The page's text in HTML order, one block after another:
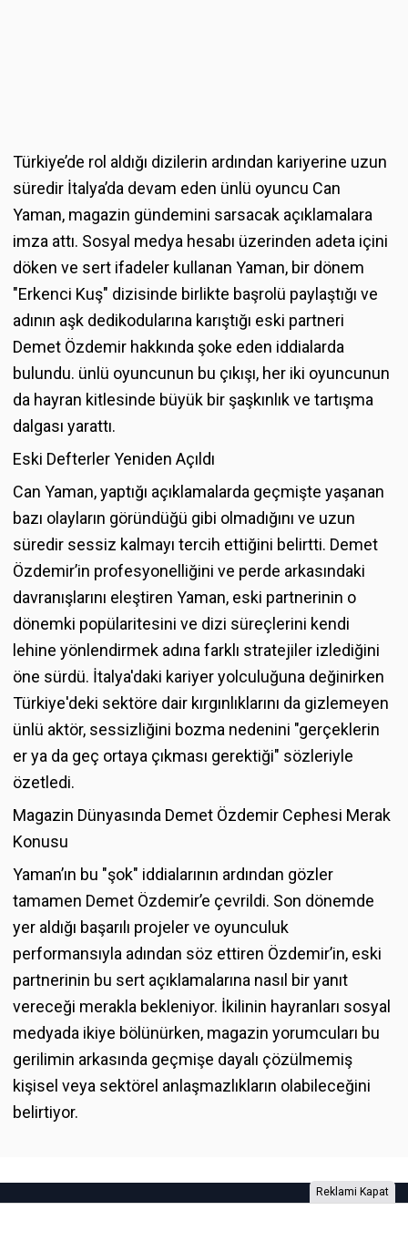
Türkiye’de rol aldığı dizilerin ardından kariyerine uzun
süredir İtalya’da devam eden ünlü oyuncu Can
Yaman, magazin gündemini sarsacak açıklamalara
imza attı. Sosyal medya hesabı üzerinden adeta içini
döken ve sert ifadeler kullanan Yaman, bir dönem
"Erkenci Kuş" dizisinde birlikte başrolü paylaştığı ve
adının aşk dedikodularına karıştığı eski partneri
Demet Özdemir hakkında şoke eden iddialarda
bulundu. ünlü oyuncunun bu çıkışı, her iki oyuncunun
da hayran kitlesinde büyük bir şaşkınlık ve tartışma
dalgası yarattı.
Eski Defterler Yeniden Açıldı
Can Yaman, yaptığı açıklamalarda geçmişte yaşanan
bazı olayların göründüğü gibi olmadığını ve uzun
süredir sessiz kalmayı tercih ettiğini belirtti. Demet
Özdemir’in profesyonelliğini ve perde arkasındaki
davranışlarını eleştiren Yaman, eski partnerinin o
dönemki popülaritesini ve dizi süreçlerini kendi
lehine yönlendirmek adına farklı stratejiler izlediğini
öne sürdü. İtalya'daki kariyer yolculuğuna değinirken
Türkiye'deki sektöre dair kırgınlıklarını da gizlemeyen
ünlü aktör, sessizliğini bozma nedenini "gerçeklerin
er ya da geç ortaya çıkması gerektiği" sözleriyle
özetledi.
Magazin Dünyasında Demet Özdemir Cephesi Merak
Konusu
Yaman’ın bu "şok" iddialarının ardından gözler
tamamen Demet Özdemir’e çevrildi. Son dönemde
yer aldığı başarılı projeler ve oyunculuk
performansıyla adından söz ettiren Özdemir’in, eski
partnerinin bu sert açıklamalarına nasıl bir yanıt
vereceği merakla bekleniyor. İkilinin hayranları sosyal
medyada ikiye bölünürken, magazin yorumcuları bu
gerilimin arkasında geçmişe dayalı çözülmemiş
kişisel veya sektörel anlaşmazlıkların olabileceğini
belirtiyor.
Reklami Kapat